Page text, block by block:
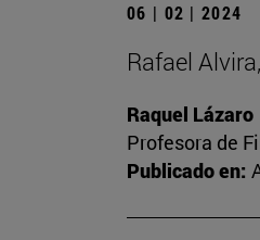
06 | 02 | 2024
Rafael
Raquel Lázaro
Profesora de
Publicado en: